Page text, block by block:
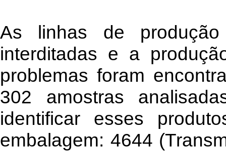
As linhas de
interditadas e a
problemas foram
302 amostras
identificar esses
embalagem: 4644